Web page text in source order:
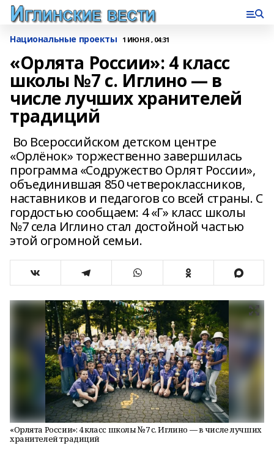
Национальные проекты 1 ИЮНЯ , 04:31
«Орлята России»: 4 класс
школы №7 с. Иглино — в
числе лучших хранителей
традиций
Во Всероссийском детском центре
«Орлёнок» торжественно завершилась
программа «Содружество Орлят России»,
объединившая 850 четвероклассников,
наставников и педагогов со всей страны. С
гордостью сообщаем: 4 «Г» класс школы
№7 села Иглино стал достойной частью
этой огромной семьи.
«Орлята России»: 4 класс школы №7 с. Иглино — в числе лучших
хранителей традиций